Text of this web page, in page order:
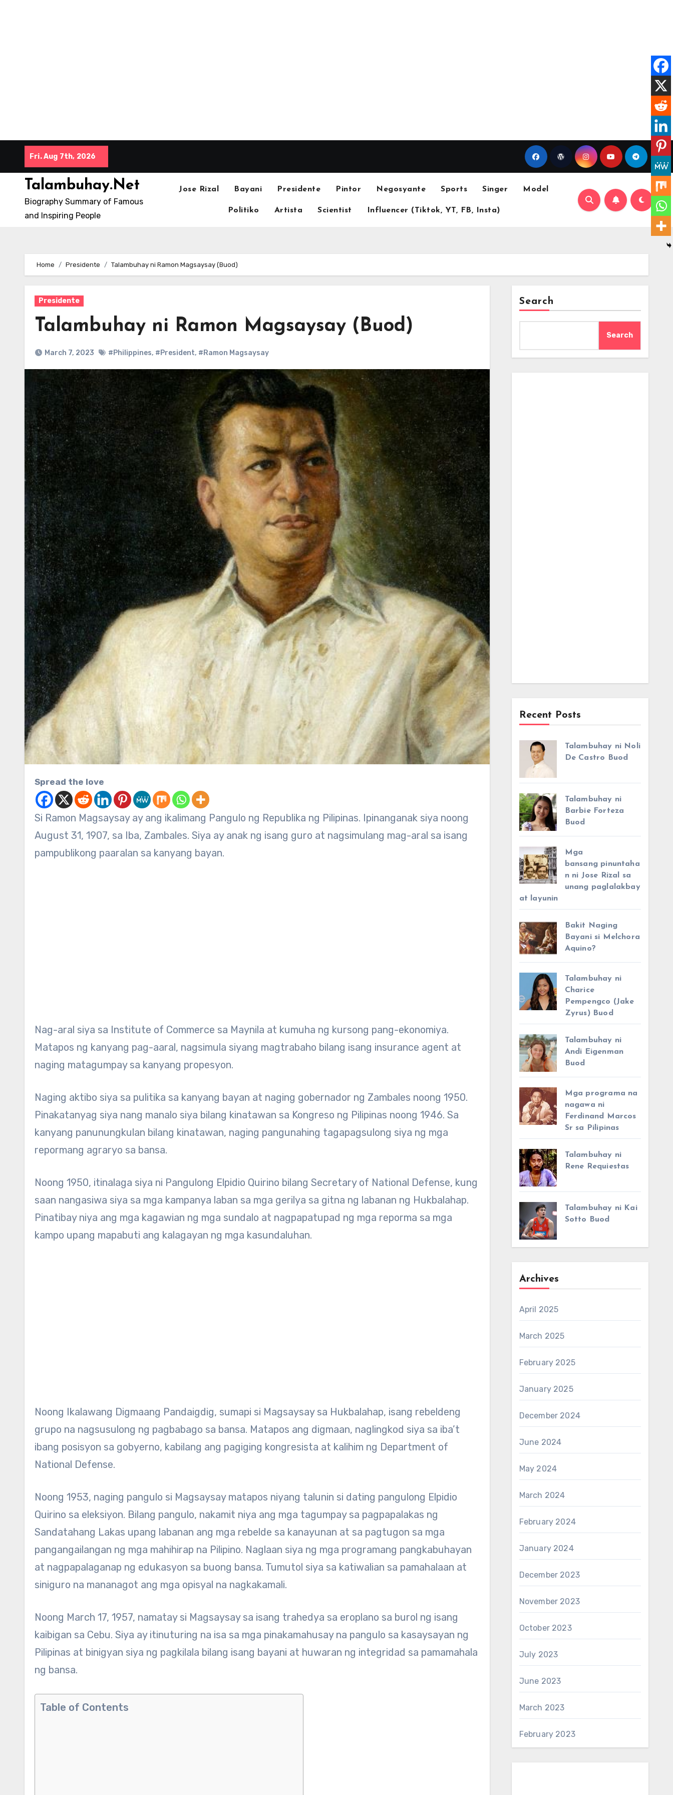
content
Fri. Aug 7th, 2026
Talambuhay.Net
Biography Summary of Famous
and Inspiring People
Jose Rizal Bayani Presidente Pintor Negosyante Sports Singer Model
Politiko Artista Scientist Influencer (Tiktok, YT, FB, Insta)
Home Presidente Talambuhay ni Ramon Magsaysay (Buod)
Presidente
Talambuhay ni Ramon Magsaysay (Buod)
March 7, 2023 #Philippines, #President, #Ramon Magsaysay
Spread the love
Si Ramon Magsaysay ay ang ikalimang Pangulo ng Republika ng Pilipinas. Ipinanganak siya noong
August 31, 1907, sa Iba, Zambales. Siya ay anak ng isang guro at nagsimulang mag-aral sa isang
pampublikong paaralan sa kanyang bayan.
Nag-aral siya sa Institute of Commerce sa Maynila at kumuha ng kursong pang-ekonomiya.
Matapos ng kanyang pag-aaral, nagsimula siyang magtrabaho bilang isang insurance agent at
naging matagumpay sa kanyang propesyon.
Naging aktibo siya sa pulitika sa kanyang bayan at naging gobernador ng Zambales noong 1950.
Pinakatanyag siya nang manalo siya bilang kinatawan sa Kongreso ng Pilipinas noong 1946. Sa
kanyang panunungkulan bilang kinatawan, naging pangunahing tagapagsulong siya ng mga
repormang agraryo sa bansa.
Noong 1950, itinalaga siya ni Pangulong Elpidio Quirino bilang Secretary of National Defense, kung
saan nangasiwa siya sa mga kampanya laban sa mga gerilya sa gitna ng labanan ng Hukbalahap.
Pinatibay niya ang mga kagawian ng mga sundalo at nagpapatupad ng mga reporma sa mga
kampo upang mapabuti ang kalagayan ng mga kasundaluhan.
Noong Ikalawang Digmaang Pandaigdig, sumapi si Magsaysay sa Hukbalahap, isang rebeldeng
grupo na nagsusulong ng pagbabago sa bansa. Matapos ang digmaan, naglingkod siya sa iba’t
ibang posisyon sa gobyerno, kabilang ang pagiging kongresista at kalihim ng Department of
National Defense.
Noong 1953, naging pangulo si Magsaysay matapos niyang talunin si dating pangulong Elpidio
Quirino sa eleksiyon. Bilang pangulo, nakamit niya ang mga tagumpay sa pagpapalakas ng
Sandatahang Lakas upang labanan ang mga rebelde sa kanayunan at sa pagtugon sa mga
pangangailangan ng mga mahihirap na Pilipino. Naglaan siya ng mga programang pangkabuhayan
at nagpapalaganap ng edukasyon sa buong bansa. Tumutol siya sa katiwalian sa pamahalaan at
siniguro na mananagot ang mga opisyal na nagkakamali.
Noong March 17, 1957, namatay si Magsaysay sa isang trahedya sa eroplano sa burol ng isang
kaibigan sa Cebu. Siya ay itinuturing na isa sa mga pinakamahusay na pangulo sa kasaysayan ng
Pilipinas at binigyan siya ng pagkilala bilang isang bayani at huwaran ng integridad sa pamamahala
ng bansa.
Table of Contents
Search
Search
Recent Posts
Talambuhay ni Noli
De Castro Buod
Talambuhay ni
Barbie Forteza
Buod
Mga
bansang pinuntaha
n ni Jose Rizal sa
unang paglalakbay
at layunin
Bakit Naging
Bayani si Melchora
Aquino?
Talambuhay ni
Charice
Pempengco (Jake
Zyrus) Buod
Talambuhay ni
Andi Eigenman
Buod
Mga programa na
nagawa ni
Ferdinand Marcos
Sr sa Pilipinas
Talambuhay ni
Rene Requiestas
Talambuhay ni Kai
Sotto Buod
Archives
April 2025
March 2025
February 2025
January 2025
December 2024
June 2024
May 2024
March 2024
February 2024
January 2024
December 2023
November 2023
October 2023
July 2023
June 2023
March 2023
February 2023